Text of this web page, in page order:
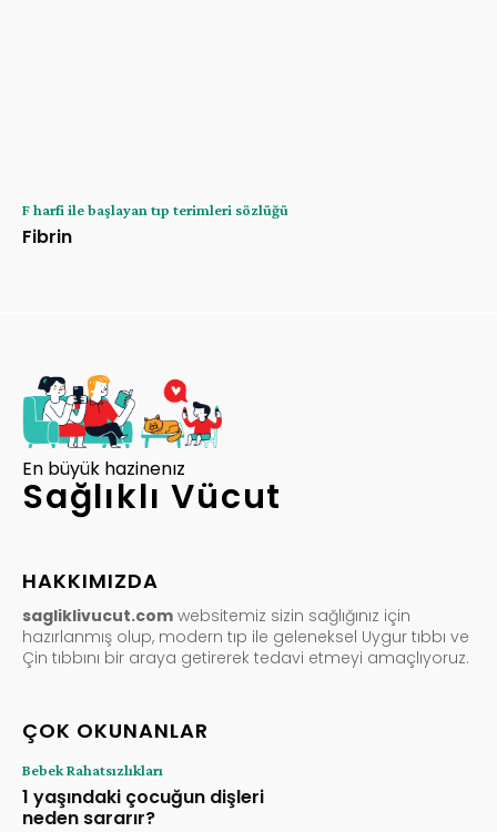
F harfi ile başlayan tıp terimleri sözlüğü
Fibrin
En büyük hazinenız
Sağlıklı Vücut
HAKKIMIZDA
sagliklivucut.com websitemiz sizin sağlığınız için
hazırlanmış olup, modern tıp ile geleneksel Uygur tıbbı ve
Çin tıbbını bir araya getirerek tedavi etmeyi amaçlıyoruz.
ÇOK OKUNANLAR
Bebek Rahatsızlıkları
1 yaşındaki çocuğun dişleri
neden sararır?